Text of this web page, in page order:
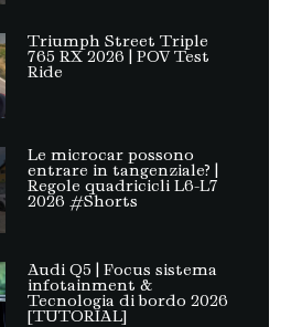
Triumph Street Triple
765 RX 2026 | POV Test
Ride
Le microcar possono
entrare in tangenziale? |
Regole quadricicli L6-L7
2026 #Shorts
Audi Q5 | Focus sistema
infotainment &
Tecnologia di bordo 2026
[TUTORIAL]